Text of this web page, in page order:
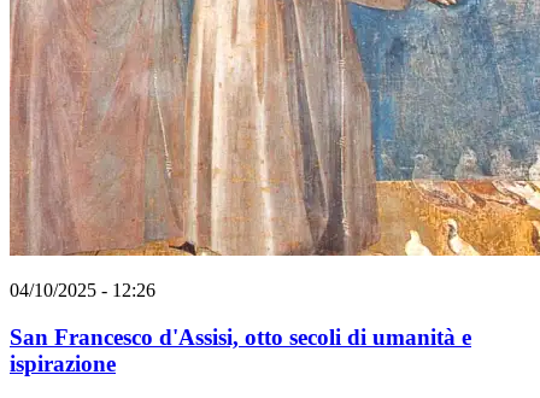
04/10/2025 - 12:26
San Francesco d'Assisi, otto secoli di umanità e
ispirazione